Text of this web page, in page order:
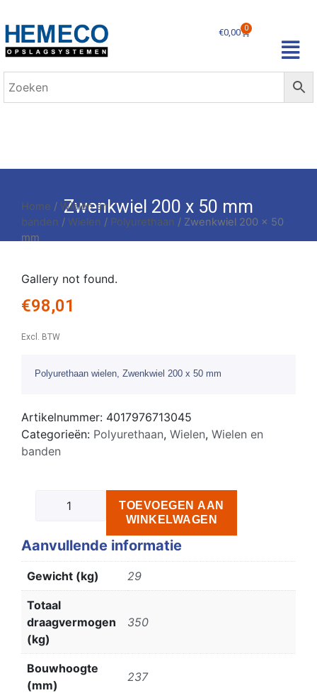
€0,00 0
Zwenkwiel 200 x 50 mm
Home / Wielen en
banden / Wielen / Polyurethaan / Zwenkwiel 200 x 50
mm
Gallery not found.
€98,01
Excl. BTW
Polyurethaan wielen, Zwenkwiel 200 x 50 mm
Artikelnummer: 4017976713045
Categorieën: Polyurethaan, Wielen, Wielen en
banden
TOEVOEGEN AAN
WINKELWAGEN
Aanvullende informatie
Gewicht (kg) 29
Totaal
draagvermogen
(kg)
350
Bouwhoogte
(mm)
237